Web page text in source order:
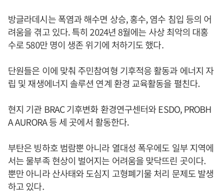
방글라데시는 폭염과 해수면 상승, 홍수, 염수 침입 등의 어
려움을 겪고 있다. 특히 2024년 8월에는 사상 최악의 대홍
수로 580만 명이 생존 위기에 처하기도 했다.
단원들은 이에 맞춰 주민참여형 기후적응 활동과 에너지 자
립 및 재생에너지 솔루션 연계 환경 교육활동을 펼친다.
현지 기관 BRAC 기후변화 환경연구센터와 ESDO, PROBH
A AURORA 등 세 곳에서 활동한다.
부탄은 빙하호 범람뿐 아니라 열대성 폭우에도 일부 지역에
서는 물부족 현상이 벌어지는 어려움을 맞닥뜨린 곳이다.
뿐만 아니라 산사태와 도심지 고형폐기물 처리 문제도 발생
하고 있다.